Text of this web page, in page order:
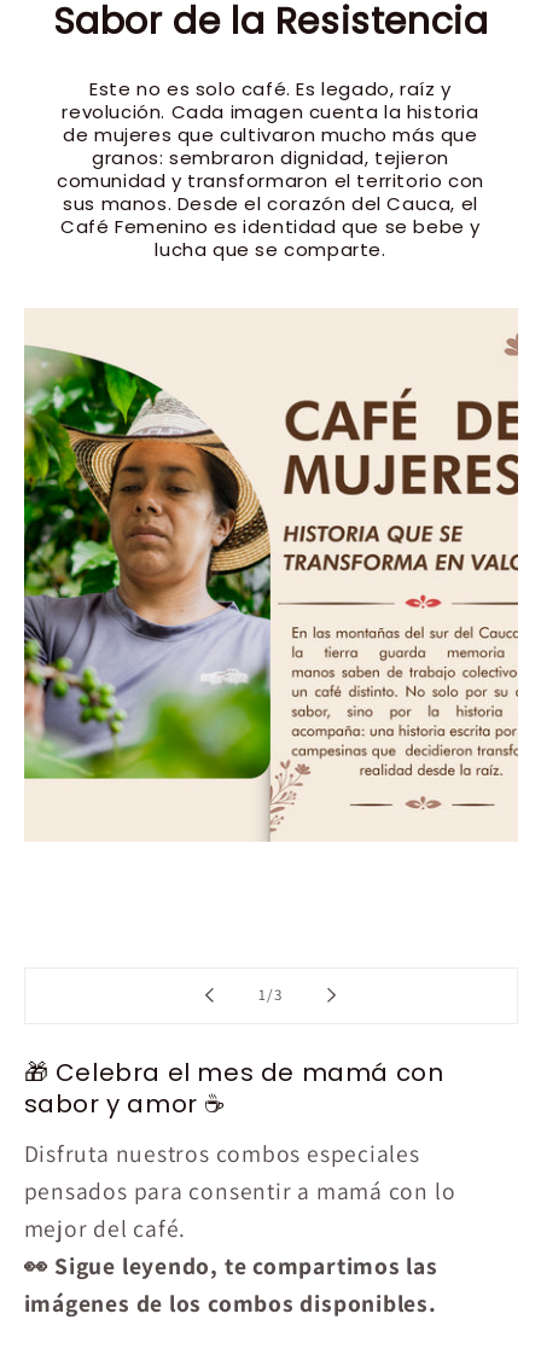
Sabor de la Resistencia
Este no es solo café. Es legado, raíz y
revolución. Cada imagen cuenta la historia
de mujeres que cultivaron mucho más que
granos: sembraron dignidad, tejieron
comunidad y transformaron el territorio con
sus manos. Desde el corazón del Cauca, el
Café Femenino es identidad que se bebe y
lucha que se comparte.
1/de
3
🎁 Celebra el mes de mamá con
sabor y amor ☕
Disfruta nuestros combos especiales
pensados para consentir a mamá con lo
mejor del café.
👀 Sigue leyendo, te compartimos las
imágenes de los combos disponibles.